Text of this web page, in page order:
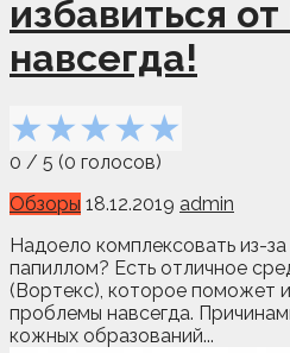
избавиться
навсегда!
★★★★★
0 / 5 (0 голосов)
Обзоры 18.12.2019 admin
Надоело комплексовать из-
папиллом? Есть отличное
(Вортекс), которое поможет
проблемы навсегда.
кожных образований...